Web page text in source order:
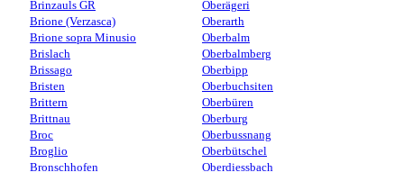
Brinzauls GR
Brione (Verzasca)
Brione sopra Minusio
Brislach
Brissago
Bristen
Brittern
Brittnau
Broc
Broglio
Bronschhofen
Oberägeri
Oberarth
Oberbalm
Oberbalmberg
Oberbipp
Oberbuchsiten
Oberbüren
Oberburg
Oberbussnang
Oberbütschel
Oberdiessbach